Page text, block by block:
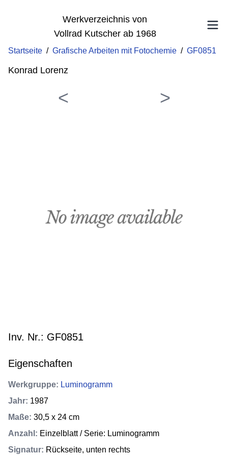
Werkverzeichnis von
Vollrad Kutscher ab 1968
Startseite / Grafische Arbeiten mit Fotochemie / GF0851
Konrad Lorenz
Inv. Nr.: GF0851
Eigenschaften
Werkgruppe: Luminogramm
Jahr: 1987
Maße: 30,5 x 24 cm
Anzahl : Einzelblatt / Serie: Luminogramm
Signatur: Rückseite, unten rechts
< >